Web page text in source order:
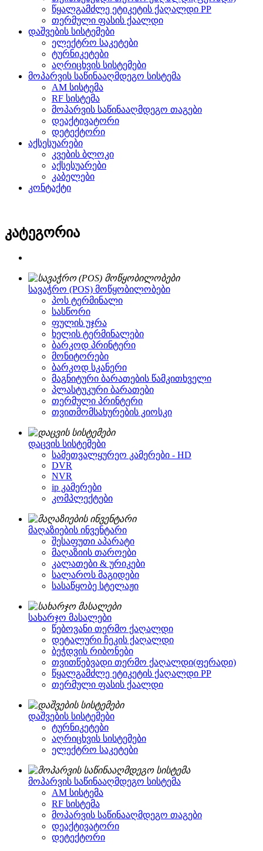
წყალგამძლე ეტიკეტის ქაღალდი PP
თერმული ფასის ქაალდი
დაშვების სისტემები
ელექტრო საკეტები
ტურნიკეტები
აღრიცხვის სისტემები
მოპარვის საწინააღმდეგო სისტემა
AM სისტემა
RF სისტემა
მოპარვის საწინააღმდეგო თაგები
დეაქტივატორი
დეტექტორი
აქსესუარები
კვების ბლოკი
აქსესუარები
კაბელები
კონტაქტი
კატეგორია
სავაჭრო (POS) მოწყობილობები
პოს ტერმინალი
სასწორი
ფულის უჯრა
ხელის ტერმინალები
ბარკოდ პრინტერი
მონიტორები
ბარკოდ სკანერი
მაგნიტური ბარათების წამკითხველი
პლასტუკური ბარათები
თერმული პრინტერი
თვითმომსახურების კიოსკი
დაცვის სისტემები
სამეთვალყურეო კამერები - HD
DVR
NVR
ip კამერები
კომპლექტები
მაღაზიების ინვენტარი
შესაფუთი აპარატი
მაღაზიის თაროები
კალათები & ურიკები
სალაროს მაგიდები
სასაწყობე სტელაჟი
სახარჯო მასალები
წებოვანი თერმო ქაღალდი
დეტალური ჩეკის ქაღალდი
ბეჭდვის რიბონები
თვითწებვადი თერმო ქაღალდი(ფერადი)
წყალგამძლე ეტიკეტის ქაღალდი PP
თერმული ფასის ქაალდი
დაშვების სისტემები
ტურნიკეტები
აღრიცხვის სისტემები
ელექტრო საკეტები
მოპარვის საწინააღმდეგო სისტემა
AM სისტემა
RF სისტემა
მოპარვის საწინააღმდეგო თაგები
დეაქტივატორი
დეტექტორი